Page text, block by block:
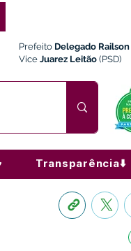
Prefeito Delegado Railson
Vice Juarez Leitão (PSD)
Transparência⬇️